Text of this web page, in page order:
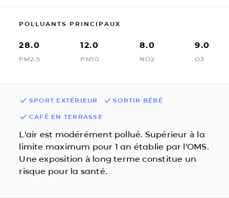
POLLUANTS PRINCIPAUX
28.0
PM2.5
12.0
PM10
8.0
NO2
9.0
O3
SPORT EXTÉRIEUR SORTIR BÉBÉ
CAFÉ EN TERRASSE
L'air est modérément pollué. Supérieur à la
limite maximum pour 1 an établie par l'OMS.
Une exposition à long terme constitue un
risque pour la santé.